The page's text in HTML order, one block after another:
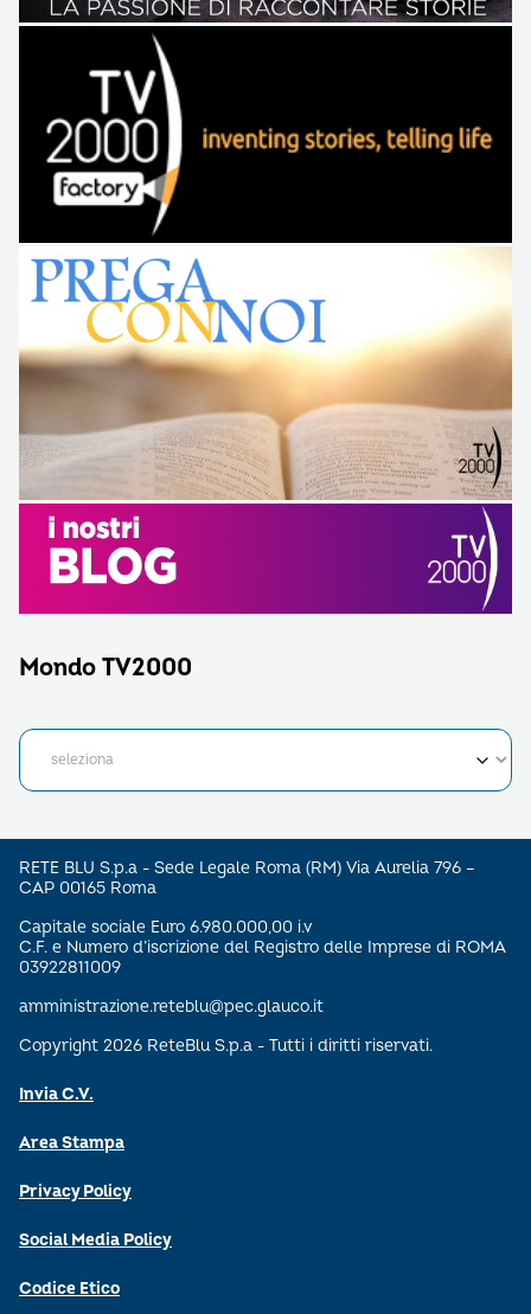
Mondo TV2000
RETE BLU S.p.a - Sede Legale Roma (RM) Via Aurelia 796 –
CAP 00165 Roma
Capitale sociale Euro 6.980.000,00 i.v
C.F. e Numero d’iscrizione del Registro delle Imprese di ROMA
03922811009
amministrazione.reteblu@pec.glauco.it
Copyright 2026 ReteBlu S.p.a - Tutti i diritti riservati.
Invia C.V.
Area Stampa
Privacy Policy
Social Media Policy
Codice Etico